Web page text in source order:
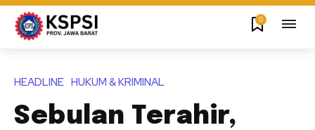
0
HEADLINE HUKUM & KRIMINAL
Sebulan Terahir,